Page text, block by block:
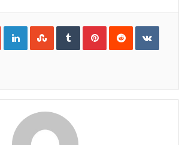
Google+LinkedInStumbleUpon
TumblrPinterestReddit